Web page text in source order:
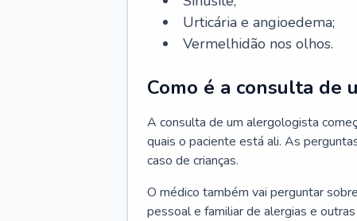
Urticária e angioedema;
Vermelhidão nos olhos.
Como é a consulta de
A consulta de um alergologista
quais o paciente está ali. As
caso de crianças.
O médico também vai perguntar
pessoal e familiar de alergias e